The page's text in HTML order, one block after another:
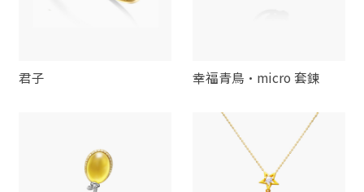
君子 幸福青鳥·micro 套鍊